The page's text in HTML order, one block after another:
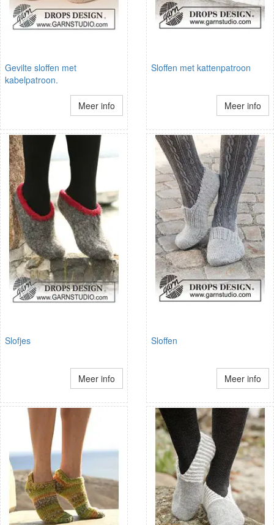
Gevilte sloffen met
kabelpatroon.
Meer info
Sloffen met kattenpatroon
Meer info
Slofjes
Meer info
Sloffen
Meer info